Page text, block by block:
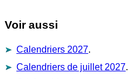
Voir aussi
Calendriers 2027.
Calendriers de juillet 2027.